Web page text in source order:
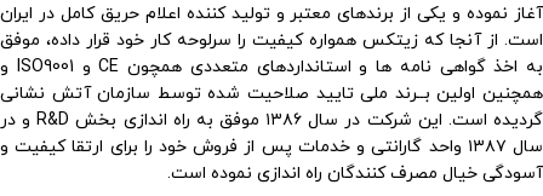
آغاز نموده و یکی از برندهای معتبر و تولید کننده اعلام حریق کامل در ایران
است. از آنجا که زیتکس همواره کیفیت را سرلوحه کار خود قرار داده، موفق
به اخذ گواهی نامه ها و استانداردهای متعددی همچون CE و ISO9001 و
همچنین اولین بــرند ملی تایید صلاحیت شده توسط سازمان آتش نشانی
گردیده است. این شرکت در سال ۱۳۸۶ موفق به راه اندازی بخش R&D و در
سال ۱۳۸۷ واحد گارانتی و خدمات پس از فروش خود را برای ارتقا کیفیت و
آسودگی خیال مصرف کنندگان راه اندازی نموده است.